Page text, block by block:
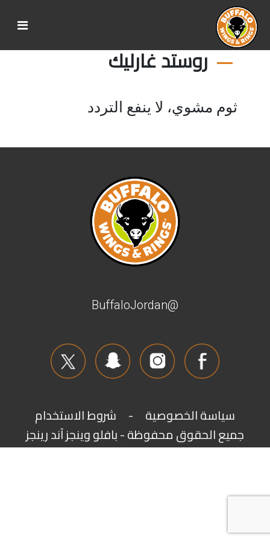
روستد غارليك
ثوم مشوي، لا ينفع التردد
@BuffaloJordan
سياسة الخصوصية - شروط الاستخدام
جميع الحقوق محفوظة - بافلو وينجز آند رينجز